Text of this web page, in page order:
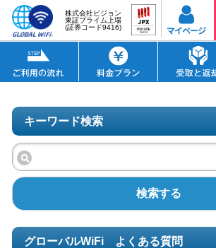
株式会社ビジョン
東証プライム上場
(証券コード9416)
グローバルWiFi よくある質問
キーワード検索
検索する